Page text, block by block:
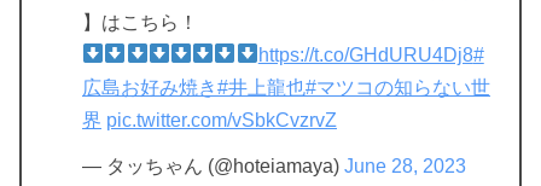
】はこちら！
https://t.co/GHdURU4Dj8#
広島お好み焼き#井上龍也#マツコの知らない世
界 pic.twitter.com/vSbkCvzrvZ
— タッちゃん (@hoteiamaya) June 28, 2023